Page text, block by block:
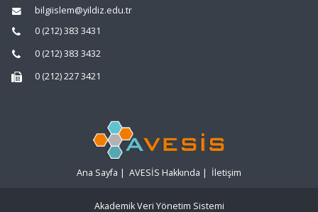
bilgiislem@yildiz.edu.tr
0 (212) 383 3431
0 (212) 383 3432
0 (212) 227 3421
Ana Sayfa | AVESİS Hakkında | İletişim
Akademik Veri Yönetim Sistemi